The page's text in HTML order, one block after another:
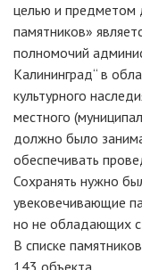
целью и предметом
памятников»
полномочий
Калининград“ в
культурного
местного
должно было
обеспечивать
Сохранять нужно
увековечивающие
но не обладающих
В списке